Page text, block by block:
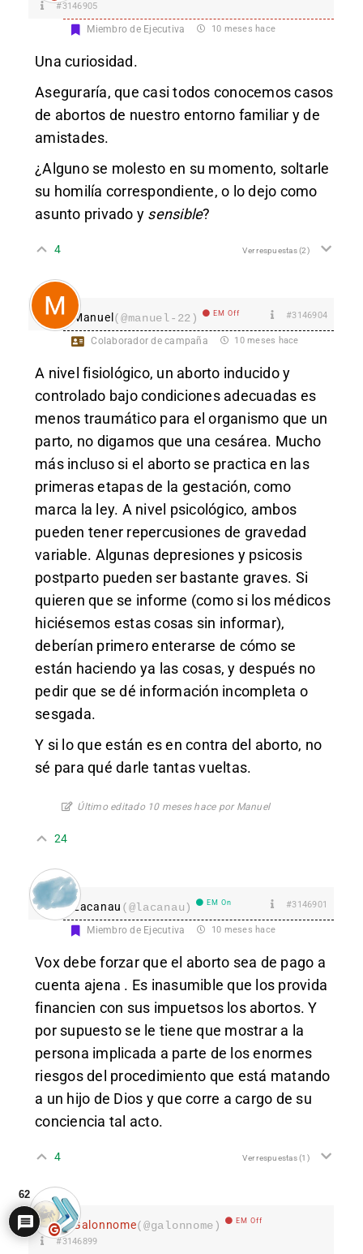
#3146905
Miembro de Ejecutiva 10 meses hace
Una curiosidad.
Aseguraría, que casi todos conocemos casos
de abortos de nuestro entorno familiar y de
amistades.
¿Alguno se molesto en su momento, soltarle
su homilía correspondiente, o lo dejo como
asunto privado y sensible?
4 Ver respuestas(2)
Manuel (@manuel-22) EM Off #3146904
Colaborador de campaña 10 meses hace
A nivel fisiológico, un aborto inducido y
controlado bajo condiciones adecuadas es
menos traumático para el organismo que un
parto, no digamos que una cesárea. Mucho
más incluso si el aborto se practica en las
primeras etapas de la gestación, como
marca la ley. A nivel psicológico, ambos
pueden tener repercusiones de gravedad
variable. Algunas depresiones y psicosis
postparto pueden ser bastante graves. Si
quieren que se informe (como si los médicos
hiciésemos estas cosas sin informar),
deberían primero enterarse de cómo se
están haciendo ya las cosas, y después no
pedir que se dé información incompleta o
sesgada.
Y si lo que están es en contra del aborto, no
sé para qué darle tantas vueltas.
Último editado 10 meses hace por Manuel
24
Lacanau (@lacanau) EM On #3146901
Miembro de Ejecutiva 10 meses hace
Vox debe forzar que el aborto sea de pago a
cuenta ajena . Es inasumible que los provida
financien con sus impuetsos los abortos. Y
por supuesto se le tiene que mostrar a la
persona implicada a parte de los enormes
riesgos del procedimiento que está matando
a un hijo de Dios y que corre a cargo de su
conciencia tal acto.
4 Ver respuestas(1)
Galonnome(@galonnome) EM Off
#3146899
62